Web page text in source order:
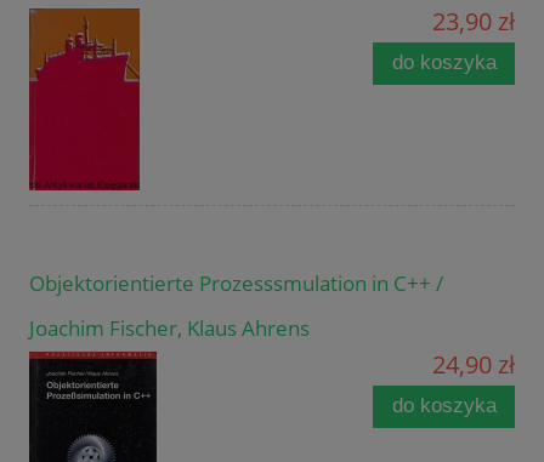
23,90 zł
do koszyka
Objektorientierte Prozesssmulation in C++ /
Joachim Fischer, Klaus Ahrens
24,90 zł
do koszyka